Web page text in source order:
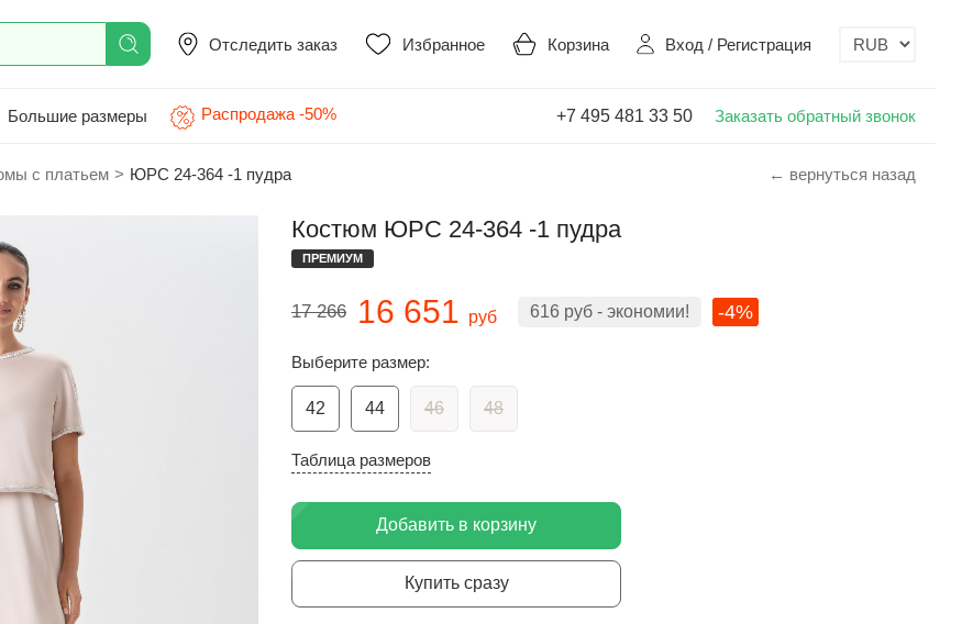
Отследить заказ Избранное Корзина Вход / Регистрация
Большие размеры Распродажа -50% +7 495 481 33 50 Заказать обратный звонок
с платьем > ЮРС 24-364 -1 пудра ← вернуться назад
Костюм ЮРС 24-364 -1 пудра
ПРЕМИУМ
17 266 16 651 руб 616 руб - экономии! -4%
Выберите размер:
42 44 46 48
Таблица размеров
Добавить в корзину
Купить сразу